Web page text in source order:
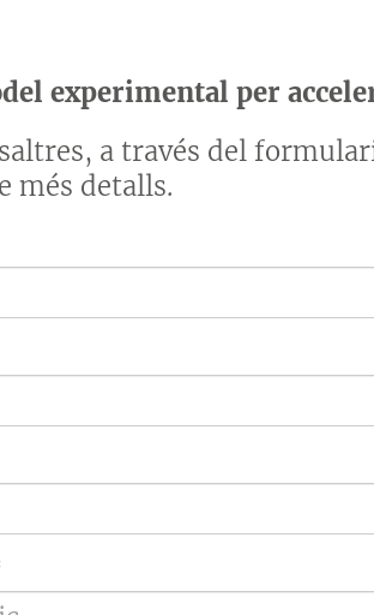
experimental per
a través del
més detalls.